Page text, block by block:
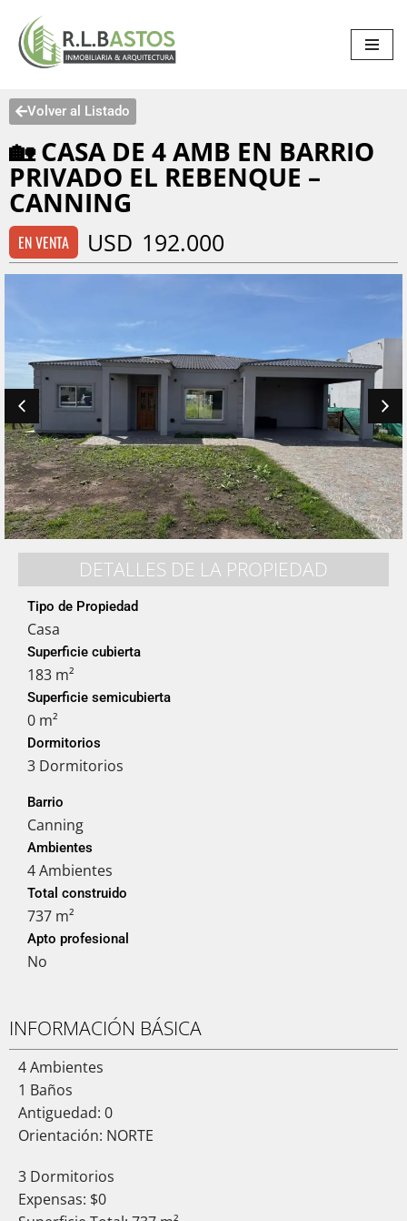
Saltar
Volver al Listado
🏡 CASA DE 4 AMB EN BARRIO
PRIVADO EL REBENQUE –
CANNING
EN VENTA USD 192.000
DETALLES DE LA PROPIEDAD
Tipo de Propiedad
Casa
Superficie cubierta
183 m²
Superficie semicubierta
0 m²
Dormitorios
3 Dormitorios
Barrio
Canning
Ambientes
4 Ambientes
Total construido
737 m²
Apto profesional
No
INFORMACIÓN BÁSICA
4 Ambientes
1 Baños
Antiguedad: 0
Orientación: NORTE
3 Dormitorios
Expensas: $0